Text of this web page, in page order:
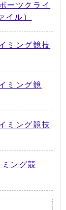
ーツクライ
ル）
ミング競技
ミング競
ミング競技
ング競